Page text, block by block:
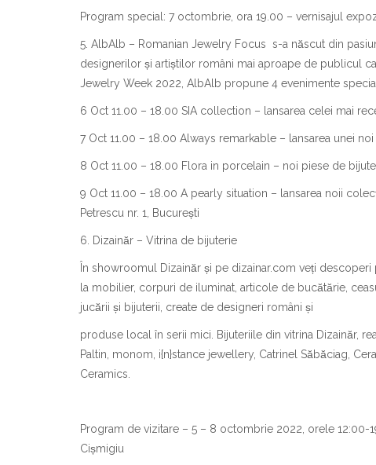
Program special: 7 octombrie, ora 19.00 – vernisajul
5. AlbAlb – Romanian Jewelry Focus s-a născut din
designerilor și artiștilor români mai aproape de publicul
Jewelry Week 2022, AlbAlb propune 4 evenimente
6 Oct 11.00 – 18.00 SIA collection – lansarea celei mai
7 Oct 11.00 – 18.00 Always remarkable – lansarea unei
8 Oct 11.00 – 18.00 Flora in porcelain – noi piese de
9 Oct 11.00 – 18.00 A pearly situation – lansarea noii
Petrescu nr. 1, București
6. Dizainăr – Vitrina de bijuterie
În showroomul Dizainăr și pe dizainar.com veți
la mobilier, corpuri de iluminat, articole de bucătărie,
jucării și bijuterii, create de designeri români și
produse local în serii mici. Bijuteriile din vitrina Dizainăr,
Paltin, monom, i{n}stance jewellery, Catrinel Săbăciag,
Ceramics.
Program de vizitare – 5 – 8 octombrie 2022, orele 12:00-
Cișmigiu